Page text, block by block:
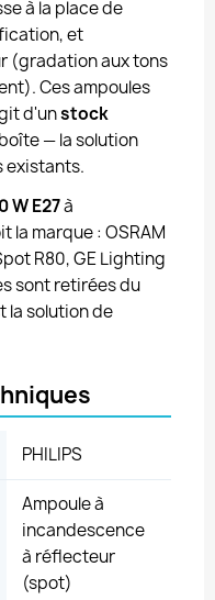
à la place de
et
(gradation aux tons
Ces ampoules
d'unstock
— la solution
existants.
W E27à
la marque : OSRAM
R80, GE Lighting
sont retirées du
la solution de
PHILIPS
Ampoule à
incandescence
à réflecteur
(spot)